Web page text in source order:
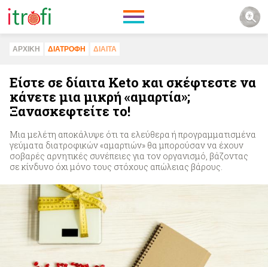
ΑΡΧΙΚΗ ΔΙΑΤΡΟΦΗ ΔΙΑΙΤΑ
Είστε σε δίαιτα Keto και σκέφτεστε να
κάνετε μια μικρή «αμαρτία»;
Ξανασκεφτείτε το!
Μια μελέτη αποκάλυψε ότι τα ελεύθερα ή προγραμματισμένα
γεύματα διατροφικών «αμαρτιών» θα μπορούσαν να έχουν
σοβαρές αρνητικές συνέπειες για τον οργανισμό, βάζοντας
σε κίνδυνο όχι μόνο τους στόχους απώλειας βάρους.